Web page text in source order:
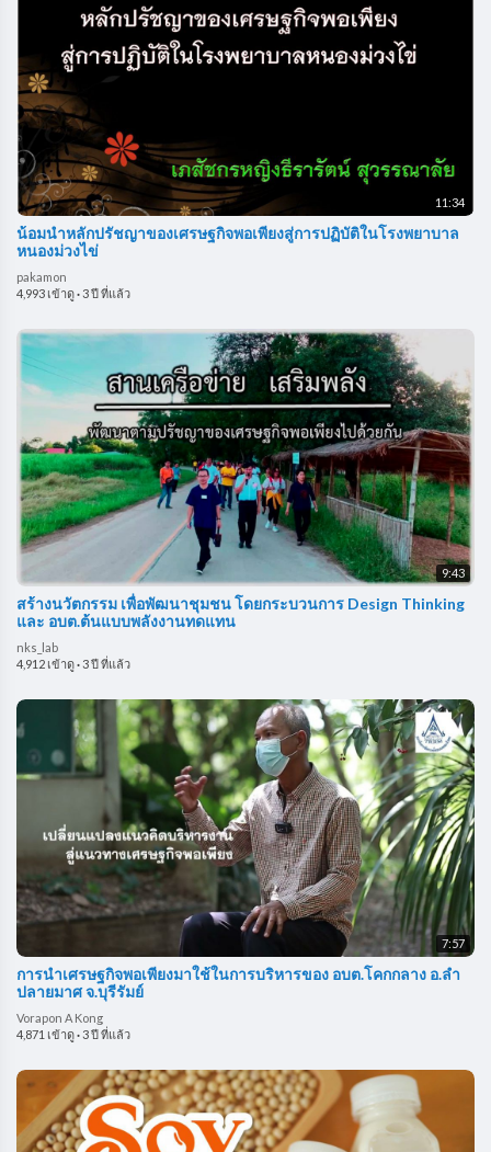
11:34
น้อมนำหลักปรัชญาของเศรษฐกิจพอเพียงสู่การปฏิบัติในโรงพยาบาล
หนองม่วงไข่
pakamon
4,993 เข้าดู· 3 ปี ที่แล้ว
9:43
สร้างนวัตกรรม เพื่อพัฒนาชุมชน โดยกระบวนการ Design Thinking
และ อบต.ต้นแบบพลังงานทดแทน
nks_lab
4,912 เข้าดู·3 ปี ที่แล้ว
7:57
การนำเศรษฐกิจพอเพียงมาใช้ในการบริหารของ อบต.โคกกลาง อ.ลำ
ปลายมาศ จ.บุรีรัมย์
Vorapon A Kong
4,871 เข้าดู·3 ปี ที่แล้ว